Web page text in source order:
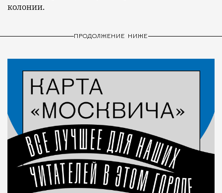
колонии.
ПРОДОЛЖЕНИЕ НИЖЕ